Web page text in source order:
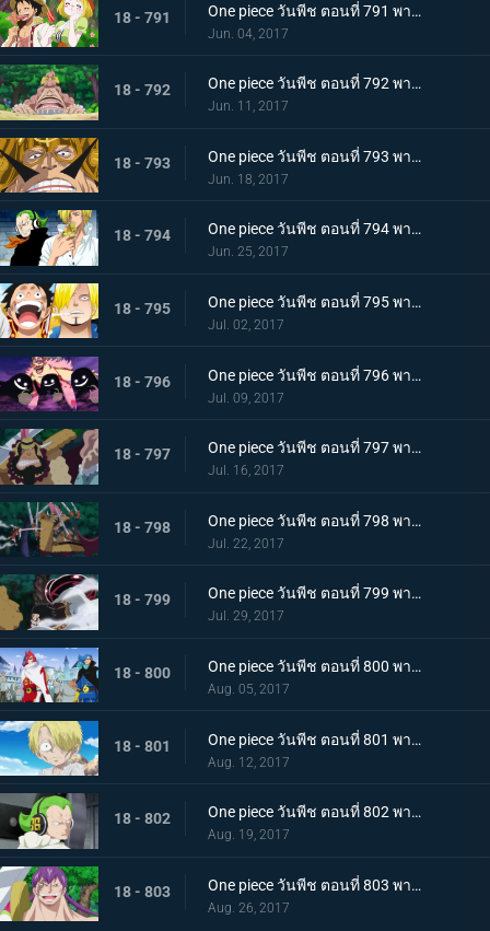
18 - 791 One piece วันพีช ตอนที่ 791 พากย์ไทย ป่าของหวานพิลึก ลูฟี่ VS ลูฟี่
Jun. 04, 2017
18 - 792 One piece วันพีช ตอนที่ 792 พากย์ไทย นักฆ่าของหม่าม๊า ลูฟี่กับป่าพิศวง!
Jun. 11, 2017
18 - 793 One piece วันพีช ตอนที่ 793 พากย์ไทย ประเทศลอยทะเล จัดจ์ กษัตริย์แห่งเจอร์ม่า
Jun. 18, 2017
18 - 794 One piece วันพีช ตอนที่ 794 พากย์ไทย พ่อลูกปะทะกัน จัดจ์ VS ซันจิ
Jun. 25, 2017
18 - 795 One piece วันพีช ตอนที่ 795 พากย์ไทย ความทะเยอทะยานที่ยิ่งใหญ่ บิ๊กมัมกับซีซ่าร์
Jul. 02, 2017
18 - 796 One piece วันพีช ตอนที่ 796 พากย์ไทย ดินแดนแห่งวิญญาณ ความสามารถที่น่ากลัวของมัม
Jul. 09, 2017
18 - 797 One piece วันพีช ตอนที่ 797 พากย์ไทย หัวหน้าใหญ่ ! 1 ใน 3 แม่ทัพแครกเกอร์ปรากฏตัว
Jul. 16, 2017
18 - 798 One piece วันพีช ตอนที่ 798 พากย์ไทย คู่ปรับ 800 ล้าน ลูฟี่ VS แครกเกอร์พันมือ
Jul. 22, 2017
18 - 799 One piece วันพีช ตอนที่ 799 พากย์ไทย การปะทะสุดกำลัง เกียร์สี่ VS พลังบิสบิส
Jul. 29, 2017
18 - 800 One piece วันพีช ตอนที่ 800 พากย์ไทย 1 กับ 2 รวมตัว ! ครอบครัววินสโมค
Aug. 05, 2017
18 - 801 One piece วันพีช ตอนที่ 801 พากย์ไทย ชีวิตของผู้มีพระคุณ ซันจิกับโอเนอร์เชฟ
Aug. 12, 2017
18 - 802 One piece วันพีช ตอนที่ 802 พากย์ไทย ซันจิผู้โกรธเกรี้ยว ความลับของเจอร์ม่า 66
Aug. 19, 2017
18 - 803 One piece วันพีช ตอนที่ 803 พากย์ไทย อดีตที่ถูกทิ้งไป วินสโมค ซันจิ
Aug. 26, 2017